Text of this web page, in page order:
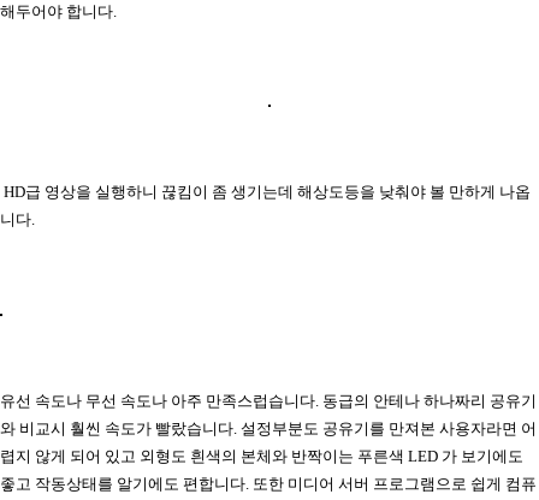
해두어야 합니다.
HD급 영상을 실행하니 끊킴이 좀 생기는데 해상도등을 낮춰야 볼 만하게 나옵
니다.
유선 속도나 무선 속도나 아주 만족스럽습니다. 동급의 안테나 하나짜리 공유기
와 비교시 훨씬 속도가 빨랐습니다. 설정부분도 공유기를 만져본 사용자라면 어
렵지 않게 되어 있고 외형도 흰색의 본체와 반짝이는 푸른색 LED 가 보기에도
좋고 작동상태를 알기에도 편합니다. 또한 미디어 서버 프로그램으로 쉽게 컴퓨